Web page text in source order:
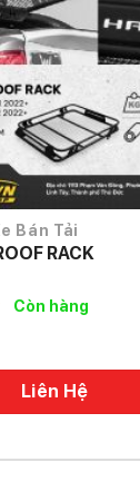
Bán Tải
RACK
Còn hàng
Liên Hệ